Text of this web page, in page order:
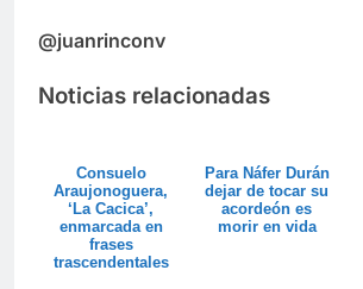
@juanrinconv
Noticias relacionadas
Consuelo
Araujonoguera,
‘La Cacica’,
enmarcada en
frases
trascendentales
Para Náfer Durán
dejar de tocar su
acordeón es
morir en vida